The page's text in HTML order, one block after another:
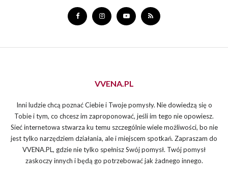
VVENA.PL
Inni ludzie chcą poznać Ciebie i Twoje pomysły. Nie dowiedzą się o
Tobie i tym, co chcesz im zaproponować, jeśli im tego nie opowiesz.
Sieć internetowa stwarza ku temu szczególnie wiele możliwości, bo nie
jest tylko narzędziem działania, ale i miejscem spotkań. Zapraszam do
VVENA.PL, gdzie nie tylko spełnisz Swój pomysł. Twój pomysł
zaskoczy innych i będą go potrzebować jak żadnego innego.